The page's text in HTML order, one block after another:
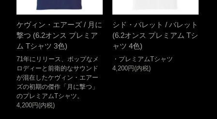
ケヴィン・エアーズ / 月に
撃つ (6.2オンス プレミア
ム Tシャツ 3色)
71年にリリース、ポップなメ
ロディーと前衛的なサウンド
が混在したケヴィン・エアー
ズの初期の傑作「月に撃つ」
のプレミアムTシャツ。
4,200円(内税)
シド・バレット / バレット
(6.2オンス プレミアム Tシ
ャツ 4色)
・プレミアムTシャツ
4,200円(内税)